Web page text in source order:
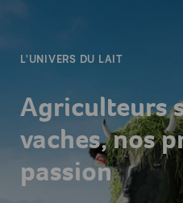
L'UNIVERS DU LAIT
Agriculteurs
vaches, nos
passion